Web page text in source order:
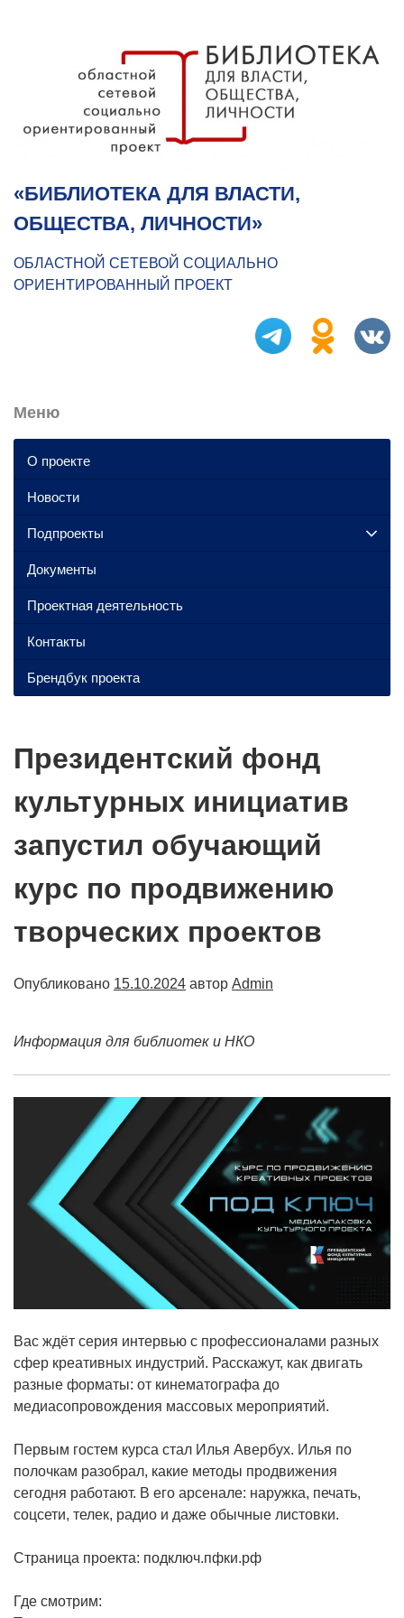
«БИБЛИОТЕКА ДЛЯ ВЛАСТИ,
ОБЩЕСТВА, ЛИЧНОСТИ»
ОБЛАСТНОЙ СЕТЕВОЙ СОЦИАЛЬНО
ОРИЕНТИРОВАННЫЙ ПРОЕКТ
Президентский фонд
культурных инициатив
запустил обучающий
курс по продвижению
творческих проектов
Опубликовано 15.10.2024 автор Admin
Информация для библиотек и НКО
Вас ждёт серия интервью с профессионалами разных
сфер креативных индустрий. Расскажут, как двигать
разные форматы: от кинематографа до
медиасопровождения массовых мероприятий.
Первым гостем курса стал Илья Авербух. Илья по
полочкам разобрал, какие методы продвижения
сегодня работают. В его арсенале: наружка, печать,
соцсети, телек, радио и даже обычные листовки.
Страница проекта: подключ.пфки.рф
Где смотрим:
Меню
О проекте
Новости
Подпроекты
Документы
Проектная деятельность
Контакты
Брендбук проекта